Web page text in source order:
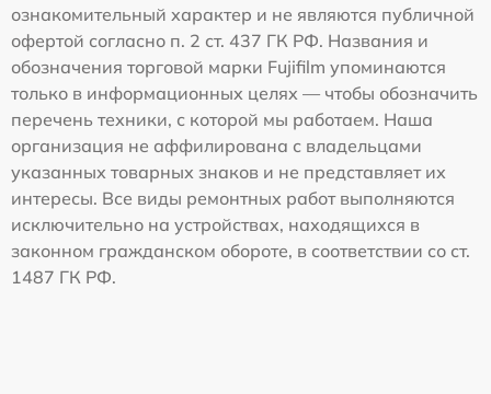
ознакомительный характер и не являются публичной
офертой согласно п. 2 ст. 437 ГК РФ. Названия и
обозначения торговой марки Fujifilm упоминаются
только в информационных целях — чтобы обозначить
перечень техники, с которой мы работаем. Наша
организация не аффилирована с владельцами
указанных товарных знаков и не представляет их
интересы. Все виды ремонтных работ выполняются
исключительно на устройствах, находящихся в
законном гражданском обороте, в соответствии со ст.
1487 ГК РФ.